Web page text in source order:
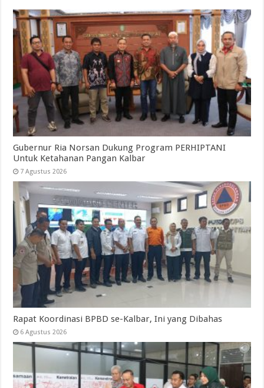
Gubernur Ria Norsan Dukung Program PERHIPTANI
Untuk Ketahanan Pangan Kalbar
7 Agustus 2026
Rapat Koordinasi BPBD se-Kalbar, Ini yang Dibahas
6 Agustus 2026